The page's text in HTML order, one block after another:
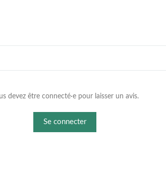
devez être connecté·e pour laisser un avis.
Se connecter